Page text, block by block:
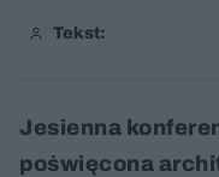
Tekst:
Jesienna
poświęcona